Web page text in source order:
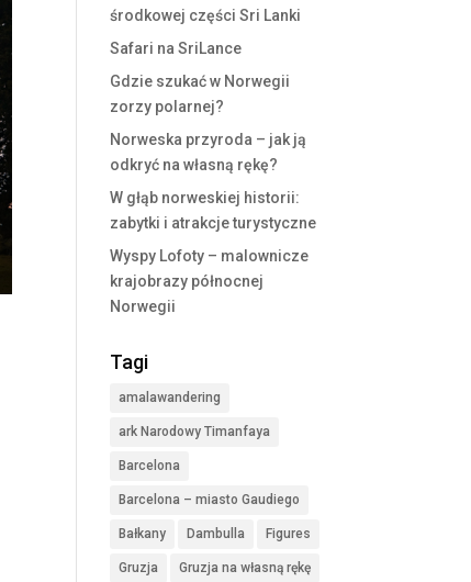
środkowej części Sri Lanki
Safari na SriLance
Gdzie szukać w Norwegii
zorzy polarnej?
Norweska przyroda – jak ją
odkryć na własną rękę?
W głąb norweskiej historii:
zabytki i atrakcje turystyczne
Wyspy Lofoty – malownicze
krajobrazy północnej
Norwegii
Tagi
amalawandering
ark Narodowy Timanfaya
Barcelona
Barcelona – miasto Gaudiego
Bałkany Dambulla Figures
Gruzja Gruzja na własną rękę